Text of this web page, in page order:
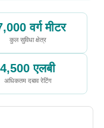
वर्ग मीटर
कुल सुविधा क्षेत्र
4,500 एलबी
अधिकतम दबाव रेटिंग